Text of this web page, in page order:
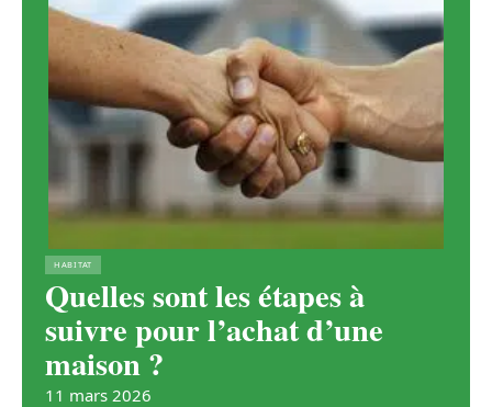
HABITAT
Quelles sont les étapes à
suivre pour l’achat d’une
maison ?
11 mars 2026